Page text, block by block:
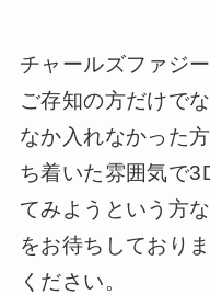
チャールズファジ
ご存知の方だけで
なか入れなかった
ち着いた雰囲気で
てみようという方
をお待ちしており
ください。